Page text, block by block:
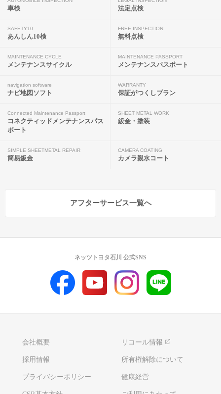
車検 法定点検
SAFETY10
あんしん10検
FREE INSPECTION
無料点検
MAINTENANCE CYCLE
メンテナンスサイクル
MAINTENANCE PASSPORT
メンテナンスパスポート
navigation software
ナビ地図ソフト
WARRANTY
保証がつくしプラン
Connected Maintenance Passport
コネクティッドメンテナンスパス
ポート
SHEET METAL WORK
鈑金・塗装
SIMPLE SHEETMETAL REPAIR
簡易鈑金
CAMERA COATING
カメラ親水コート
アフターサービス一覧へ
会社概要 リコール情報
採用情報 所有権解除について
プライバシーポリシー 健康経営
ネッツトヨタ石川 公式SNS